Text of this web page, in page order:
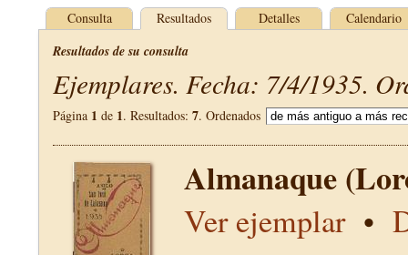
Consulta Resultados Detalles Calendario
Resultados de su consulta
Ejemplares. Fecha: 7/4/1935.
Página 1 de 1. Resultados: 7. Ordenados
Almanaque
Ver ejemplar•